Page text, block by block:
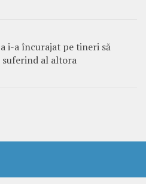
i-a încurajat pe tineri să
al altora